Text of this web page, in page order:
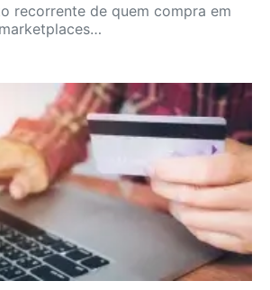
recorrente de quem compra em